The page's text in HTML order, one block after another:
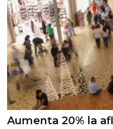
Aumenta 20% la